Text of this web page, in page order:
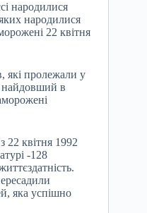
народилися
народилися
22 квітня
які пролежали у
найдовший в
22 квітня 1992
-128
яка успішно